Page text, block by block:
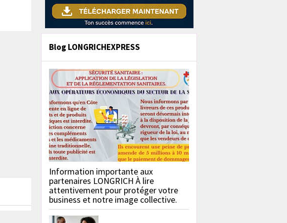
Blog LONGRICHEXPRESS
Information importante aux
partenaires LONGRICH À lire
attentivement pour protéger votre
business et notre image collective.